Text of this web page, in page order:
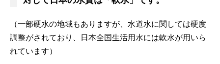
（一部硬水の地域もありますが、水道水に関しては硬度
調整がされており、日本全国生活用水には軟水が用いら
れています）